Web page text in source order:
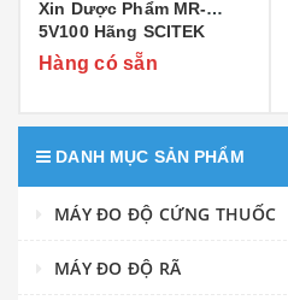
Xin Dược Phẩm MR-
5V100 Hãng SCITEK
Hàng có sẵn
DANH MỤC SẢN PHẨM
MÁY ĐO ĐỘ CỨNG THUỐC
MÁY ĐO ĐỘ RÃ